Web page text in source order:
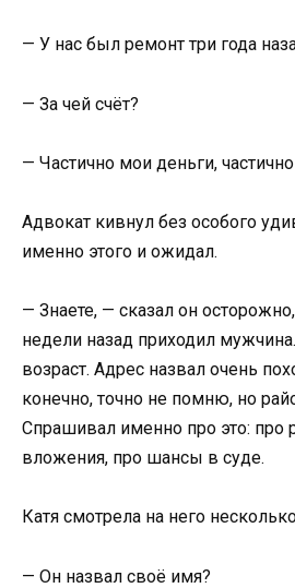
— У нас был ремонт три года
— За чей счёт?
— Частично мои деньги, частично
Адвокат кивнул без особого
именно этого и ожидал.
— Знаете, — сказал он
недели назад приходил
возраст. Адрес назвал очень
конечно, точно не помню, но
Спрашивал именно про это: про
вложения, про шансы в суде.
Катя смотрела на него
— Он назвал своё имя?